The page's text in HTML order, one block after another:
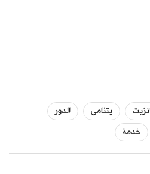
يتنامى
الدور
خدمة